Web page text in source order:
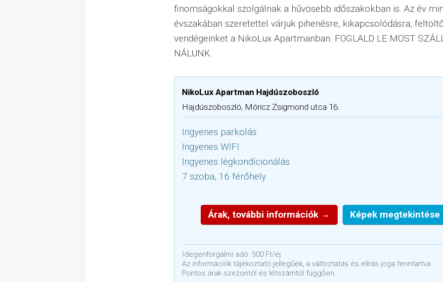
finomságokkal szolgálnak a hűvösebb időszakokban is. Az év
évszakában szeretettel várjuk pihenésre, kikapcsolódásra,
vendégeinket a NikoLux Apartmanban. FOGLALD LE MOST
NÁLUNK.
NikoLux Apartman Hajdúszoboszló
Hajdúszoboszló, Móricz Zsigmond utca 16.
Ingyenes parkolás
Ingyenes WIFI
Ingyenes légkondícionálás
7 szoba, 16 férőhely
Árak, további információk → Képek
Idegenforgalmi adó: 500 Ft/éj
Az információk tájékoztató jellegűek, a változtatás és elírás joga fenntartva.
Pontos árak szezontól és létszámtól függően.